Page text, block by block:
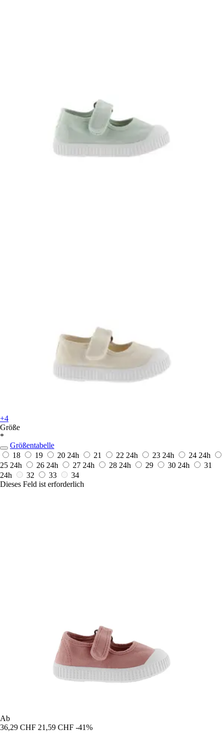
+4
Größe
*
Größentabelle
18
19 20 24h 21 22 24h 23 24h 24 24h
25 24h 26 24h 27 24h 28 24h 29 30 24h
31
24h
32 33
34
Dieses Feld ist erforderlich
Ab
36,29 CHF 21,59 CHF -41%